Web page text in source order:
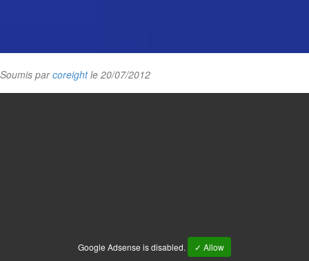
Soumis parcoreightle 20/07/2012
Google Adsense is disabled. ✓ Allow